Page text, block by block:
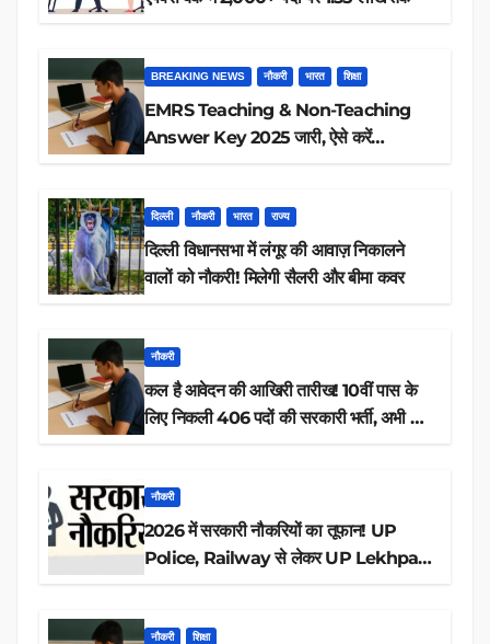
BREAKING NEWS नौकरी भारत शिक्षा
EMRS Teaching & Non-Teaching
Answer Key 2025 जारी, ऐसे करें
दिल्ली नौकरी भारत राज्य
दिल्ली विधानसभा में लंगूर की आवाज़ निकालने
वालों को नौकरी! मिलेगी सैलरी और बीमा कवर
नौकरी
कल है आवेदन की आखिरी तारीख! 10वीं पास के
लिए निकली 406 पदों की सरकारी भर्ती, अभी करें
नौकरी
2026 में सरकारी नौकरियों का तूफान! UP
Police, Railway से लेकर UP Lekhpal
नौकरी शिक्षा